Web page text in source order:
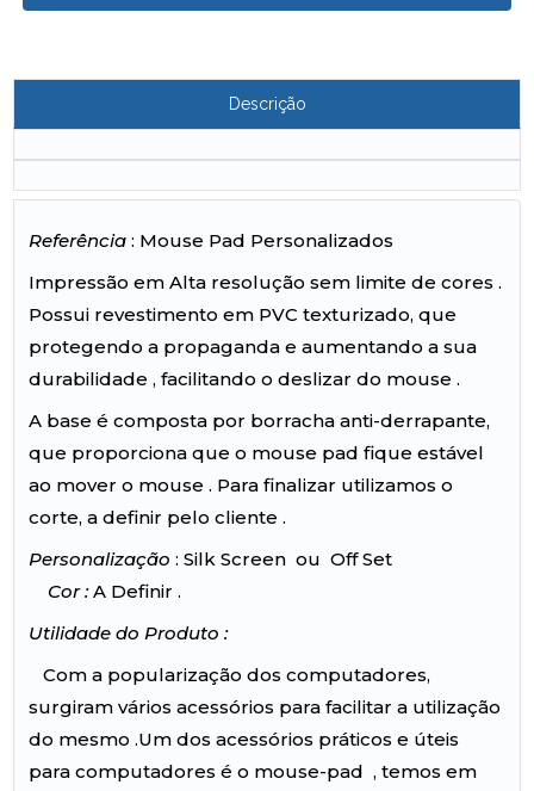
Descrição
Referência : Mouse Pad Personalizados
Impressão em Alta resolução sem limite de cores .
Possui revestimento em PVC texturizado, que
protegendo a propaganda e aumentando a sua
durabilidade , facilitando o deslizar do mouse .
A base é composta por borracha anti-derrapante,
que proporciona que o mouse pad fique estável
ao mover o mouse . Para finalizar utilizamos o
corte, a definir pelo cliente .
Personalização: Silk Screen ou Off Set
Cor :A Definir .
Utilidade do Produto :
Com a popularização dos computadores,
surgiram vários acessórios para facilitar a utilização
do mesmo .Um dos acessórios práticos e úteis
para computadores é o mouse-pad , temos em